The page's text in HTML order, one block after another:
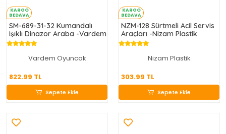
KARGO
BEDAVA
SM-689-31-32 Kumandalı
Işıklı Dinazor Araba -Vardem
Vardem Oyuncak
822.99 TL
822.99 TL
Sepete Ekle
KARGO
BEDAVA
NZM-128 Sürtmeli Acil Servis
Araçları -Nizam Plastik
Nizam Plastik
303.99 TL
303.99 TL
Sepete Ekle